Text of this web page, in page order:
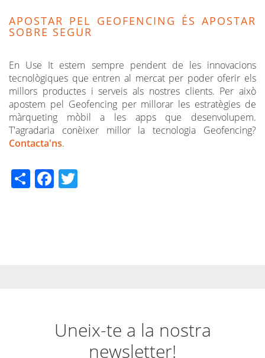
APOSTAR PEL GEOFENCING ÉS APOSTAR
SOBRE SEGUR
En Use It estem sempre pendent de les innovacions
tecnològiques que entren al mercat per poder oferir els
millors productes i serveis als nostres clients. Per això
apostem pel Geofencing per millorar les estratègies de
màrqueting mòbil a les apps que desenvolupem.
T'agradaria conèixer millor la tecnologia Geofencing?
Contacta'ns.
ShareFacebook
Uneix-te a la nostra
newsletter!